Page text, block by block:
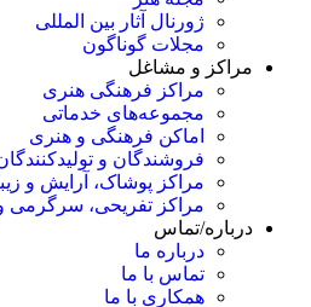
ژورنال آثار بین المللی
مجلات گوناگون
مراکز و مشاغل
مراکز فرهنگی هنری
مجموعه‌های خدماتی
اماکن فرهنگی و هنری
فروشندگان و
مراکز پوشاک، آرایش و
مراکز تفریحی،
درباره/تماس
درباره ما
تماس با ما
همکاری با ما